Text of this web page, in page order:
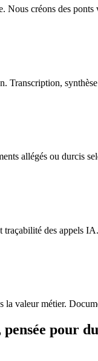
créons des
allégés ou durcis
des appels
valeur métier.
pensée pour